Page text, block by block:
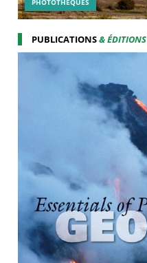
PHOTOTHÉQUES
PUBLICATIONS& ÉDITIONS